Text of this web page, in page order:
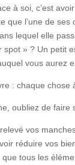
à soi, c’est
que l’une de
lequel elle
spot » ? Un petit
vous aurez
: chaque chose
oubliez de faire
vos
réduire vos
tous les